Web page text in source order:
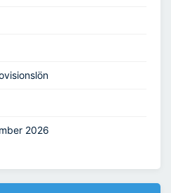
2026